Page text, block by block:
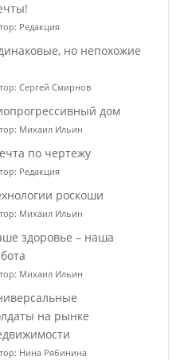
Редакция
но непохожие
Сергей Смирнов
дом
Михаил Ильин
по чертежу
Редакция
роскоши
Михаил Ильин
здоровье – наша
Михаил Ильин
на рынке
Нина Рябинина